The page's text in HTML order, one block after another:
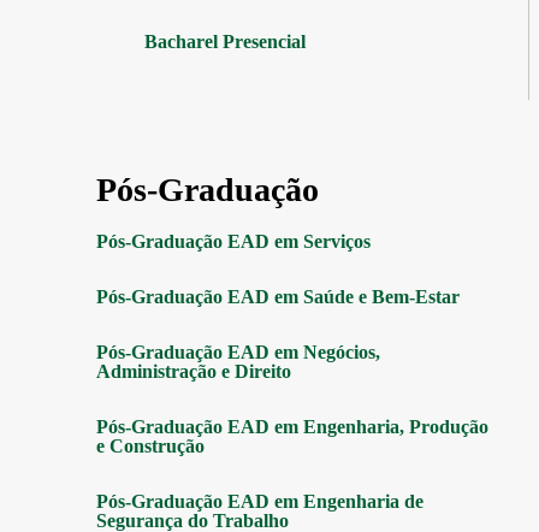
Bacharel Presencial
Pós-Graduação
Pós-Graduação EAD em Serviços
Pós-Graduação EAD em Saúde e Bem-Estar
Pós-Graduação EAD em Negócios,
Administração e Direito
Pós-Graduação EAD em Engenharia, Produção
e Construção
Pós-Graduação EAD em Engenharia de
Segurança do Trabalho